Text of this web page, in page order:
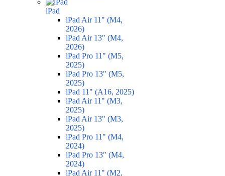
iPad
iPad Air 11" (M4,
2026)
iPad Air 13" (M4,
2026)
iPad Pro 11" (M5,
2025)
iPad Pro 13" (M5,
2025)
iPad 11" (A16, 2025)
iPad Air 11" (M3,
2025)
iPad Air 13" (M3,
2025)
iPad Pro 11" (M4,
2024)
iPad Pro 13" (M4,
2024)
iPad Air 11" (M2,